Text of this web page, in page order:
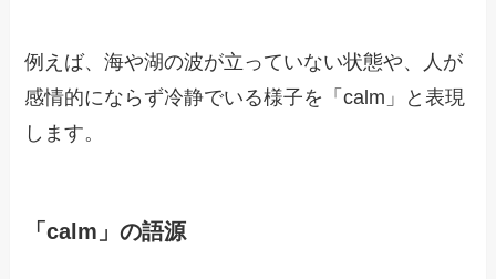
例えば、海や湖の波が立っていない状態や、人が
感情的にならず冷静でいる様子を「calm」と表現
します。
「calm」の語源